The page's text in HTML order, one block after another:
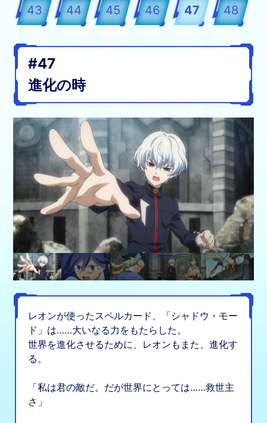
43 44 45 46 47 48
#47
進化の時
レオンが使ったスペルカード、「シャドウ・モー
ド」は……大いなる力をもたらした。
世界を進化させるために、レオンもまた、進化す
る。
「私は君の敵だ。だが世界にとっては……救世主
さ」